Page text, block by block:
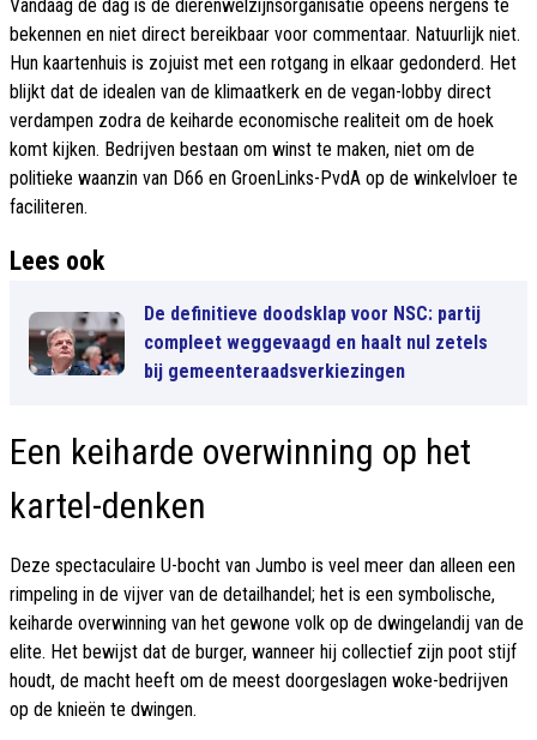
Vandaag de dag is de dierenwelzijnsorganisatie opeens nergens te
bekennen en niet direct bereikbaar voor commentaar. Natuurlijk niet.
Hun kaartenhuis is zojuist met een rotgang in elkaar gedonderd. Het
blijkt dat de idealen van de klimaatkerk en de vegan-lobby direct
verdampen zodra de keiharde economische realiteit om de hoek
komt kijken. Bedrijven bestaan om winst te maken, niet om de
politieke waanzin van D66 en GroenLinks-PvdA op de winkelvloer te
faciliteren.
Lees ook
De definitieve doodsklap voor NSC: partij
compleet weggevaagd en haalt nul zetels
bij gemeenteraadsverkiezingen
Een keiharde overwinning op het
kartel-denken
Deze spectaculaire U-bocht van Jumbo is veel meer dan alleen een
rimpeling in de vijver van de detailhandel; het is een symbolische,
keiharde overwinning van het gewone volk op de dwingelandij van de
elite. Het bewijst dat de burger, wanneer hij collectief zijn poot stijf
houdt, de macht heeft om de meest doorgeslagen woke-bedrijven
op de knieën te dwingen.